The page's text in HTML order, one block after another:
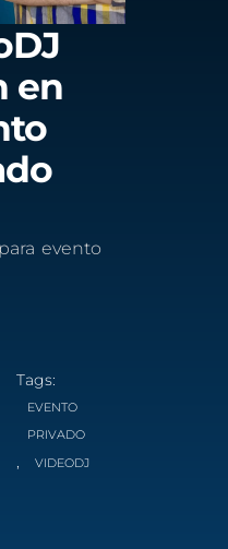
en
evento
Tags:
EVENTO
PRIVADO
, VIDEODJ